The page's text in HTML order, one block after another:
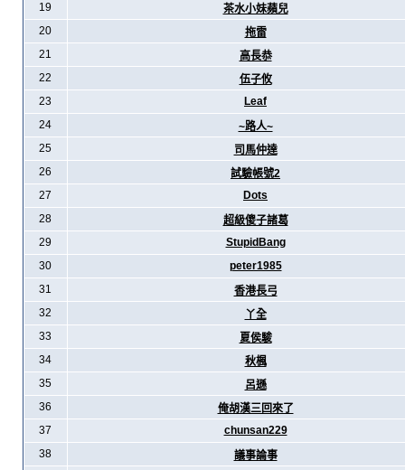
19
茶水小妹蘋兒
20
拖雷
21
高長恭
22
伍子攸
23
Leaf
24
~路人~
25
司馬仲達
26
試驗帳號2
27
Dots
28
超級傻子諸葛
29
StupidBang
30
peter1985
31
香港長弓
32
丫全
33
夏侯駿
34
秋楓
35
呂遜
36
俺胡漢三回來了
37
chunsan229
38
議事論事